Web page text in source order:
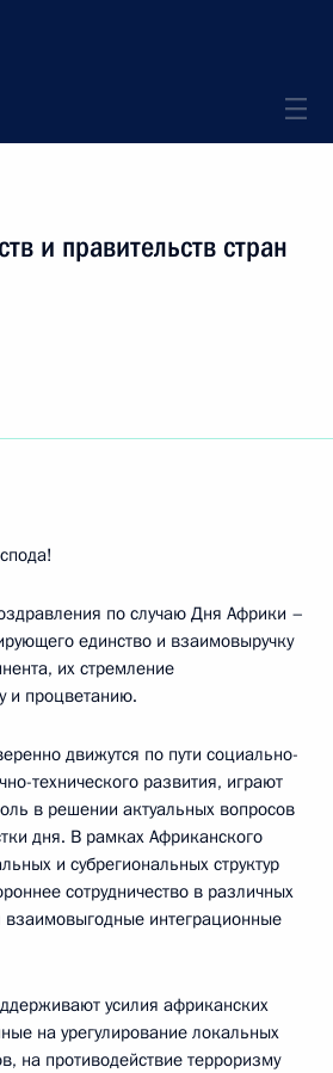
и правительств стран
по случаю Дня Африки –
единство и взаимовыручку
их стремление
и процветанию.
движутся по пути социально-
технического развития, играют
в решении актуальных вопросов
дня. В рамках Африканского
и субрегиональных структур
сотрудничество в различных
взаимовыгодные интеграционные
усилия африканских
на урегулирование локальных
на противодействие терроризму